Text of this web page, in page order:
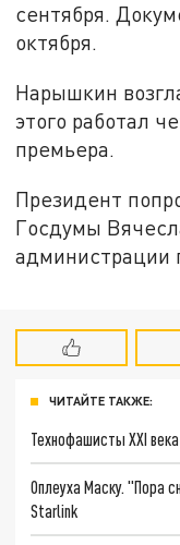
сентября.
октября.
Нарышкин
этого работал
премьера.
Президент
Госдумы
администрации
ЧИТАЙТЕ ТАКЖЕ:
Технофашисты XXI века
Оплеуха Маску. "Пора
Starlink